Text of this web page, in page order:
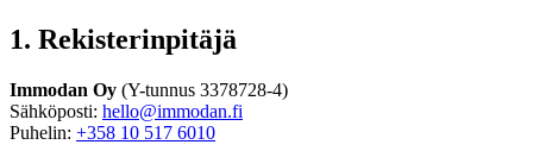
1. Rekisterinpitäjä
Immodan Oy (Y-tunnus 3378728-4)
Sähköposti: hello@immodan.fi
Puhelin: +358 10 517 6010